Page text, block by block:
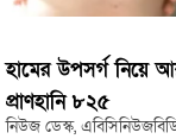
হামের উপসর্গ নিয়ে
প্রাণহানি ৮২৫
নিউজ ডেস্ক,